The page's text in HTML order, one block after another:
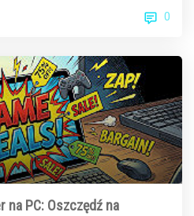
0
PC: Oszczędź na